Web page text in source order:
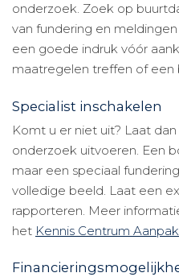
onderzoek. Zoek op
van fundering en
een goede indruk vóór
maatregelen treffen of een
Specialist inschakelen
Komt u er niet uit? Laat
onderzoek uitvoeren. Een
maar een speciaal
volledige beeld. Laat een
rapporteren. Meer
het Kennis Centrum